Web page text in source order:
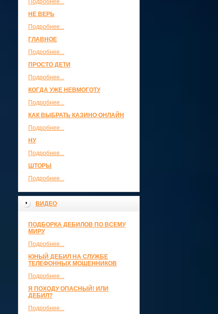
Подробнее...
НЕ ВЕРЬ
Подробнее...
ГЛАВНОЕ
Подробнее...
ПРОСТО ДЕТИ
Подробнее...
КОГДА УЖЕ НЕВМОГОТУ
Подробнее...
КАК ВЫБРАТЬ КАЗИНО ОНЛАЙН
Подробнее...
НУ
Подробнее...
ШТОРЫ
Подробнее...
ВИДЕО
ПОДБОРКА ДЕБИЛОВ ПО ВСЕМУ
МИРУ
Подробнее...
ЮНЫЙ ДЕБИЛ НА СЛУЖБЕ
ТЕЛЕФОННЫХ МОШЕННИКОВ
Подробнее...
Я ПОХОДУ ОПАСНЫЙ! ИЛИ
ДЕБИЛ?
Подробнее...